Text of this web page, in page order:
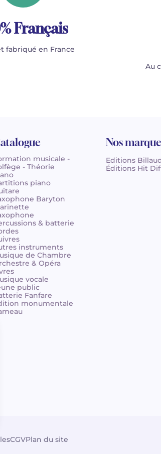
Français
fabriqué en France
Au
musicale -
- Théorie
piano
Baryton
& batterie
instruments
de Chambre
& Opéra
vocale
public
Fanfare
monumentale
Nos
Editions
Éditions Hit
CGVPlan du site